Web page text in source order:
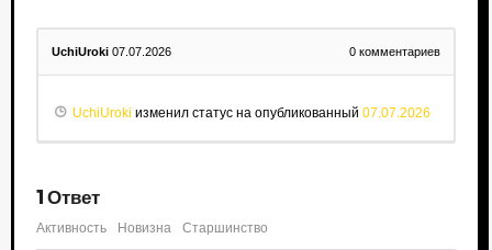
UchiUroki 07.07.2026 0 комментариев
UchiUroki изменил статус на опубликованный 07.07.2026
1Ответ
Активность Новизна Старшинство